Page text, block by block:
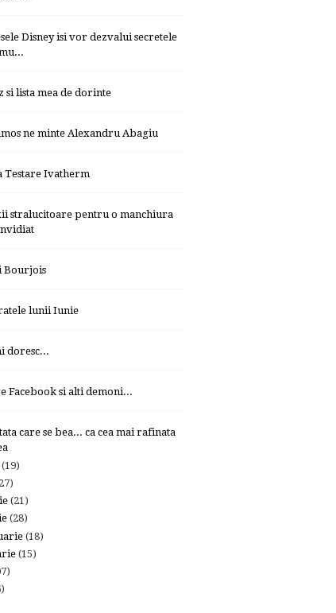
Disney isi vor dezvalui secretele
si lista mea de dorinte
ne minte Alexandru Abagiu
Testare Ivatherm
stralucitoare pentru o manchiura
Bourjois
lunii Iunie
doresc...
Facebook si alti demoni...
care se bea... ca cea mai rafinata
(19)
(21)
(28)
(18)
(15)